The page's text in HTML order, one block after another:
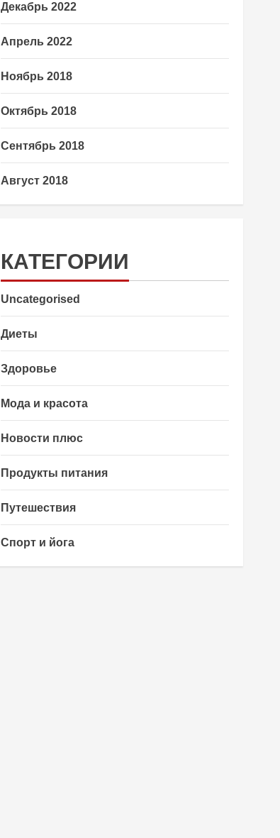
Декабрь 2022
Апрель 2022
Ноябрь 2018
Октябрь 2018
Сентябрь 2018
Август 2018
КАТЕГОРИИ
Uncategorised
Диеты
Здоровье
Мода и красота
Новости плюс
Продукты питания
Путешествия
Спорт и йога